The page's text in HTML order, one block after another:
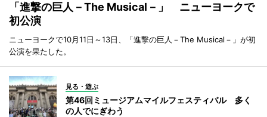
「進撃の巨人－The Musical－」 ニューヨークで
初公演
ニューヨークで10月11日～13日、「進撃の巨人－The Musical－」が初
公演を果たした。
見る・遊ぶ
第46回ミュージアムマイルフェスティバル 多く
の人でにぎわう